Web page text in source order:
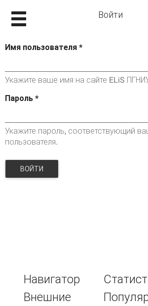
Войти
Имя пользователя *
Укажите ваше имя на сайте ELiS
Пароль *
Укажите пароль, соответствующий
пользователя.
ВОЙТИ
Навигатор
Внешние